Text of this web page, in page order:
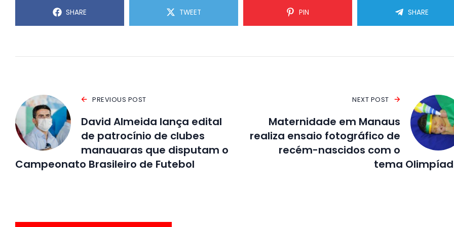
SHARE TWEET PIN SHARE
PREVIOUS POST
David Almeida lança edital
de patrocínio de clubes
manauaras que disputam o
Campeonato Brasileiro de Futebol
NEXT POST
Maternidade em Manaus
realiza ensaio fotográfico de
recém-nascidos com o
tema